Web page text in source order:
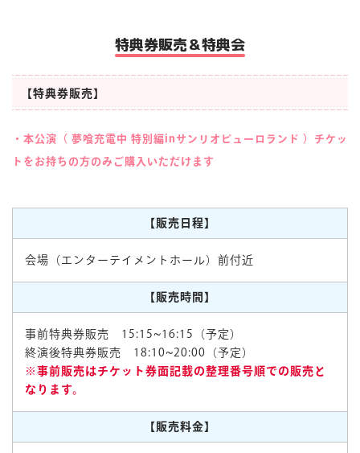
特典券販売＆特典会
【特典券販売】
・本公演（ 夢喰充電中 特別編inサンリオピューロランド ）チケッ
トをお持ちの方のみご購入いただけます
【販売日程】
会場（エンターテイメントホール）前付近
【販売時間】
事前特典券販売 15:15~16:15（予定）
終演後特典券販売 18:10~20:00（予定）
※事前販売はチケット券面記載の整理番号順での販売と
なります。
【販売料金】